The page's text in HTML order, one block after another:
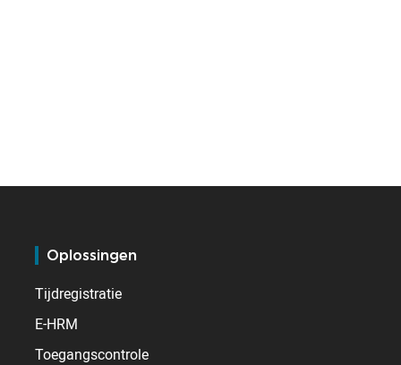
Oplossingen
Tijdregistratie
E-HRM
Toegangscontrole